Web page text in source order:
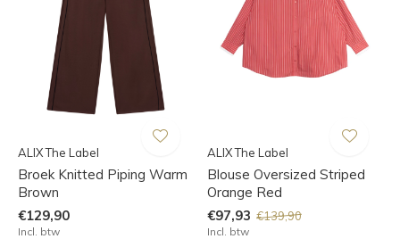
ALIX The Label
Broek Knitted Piping Warm
Brown
€129,90
Incl. btw
ALIX The Label
Blouse Oversized Striped
Orange Red
€97,93 €139,90
Incl. btw